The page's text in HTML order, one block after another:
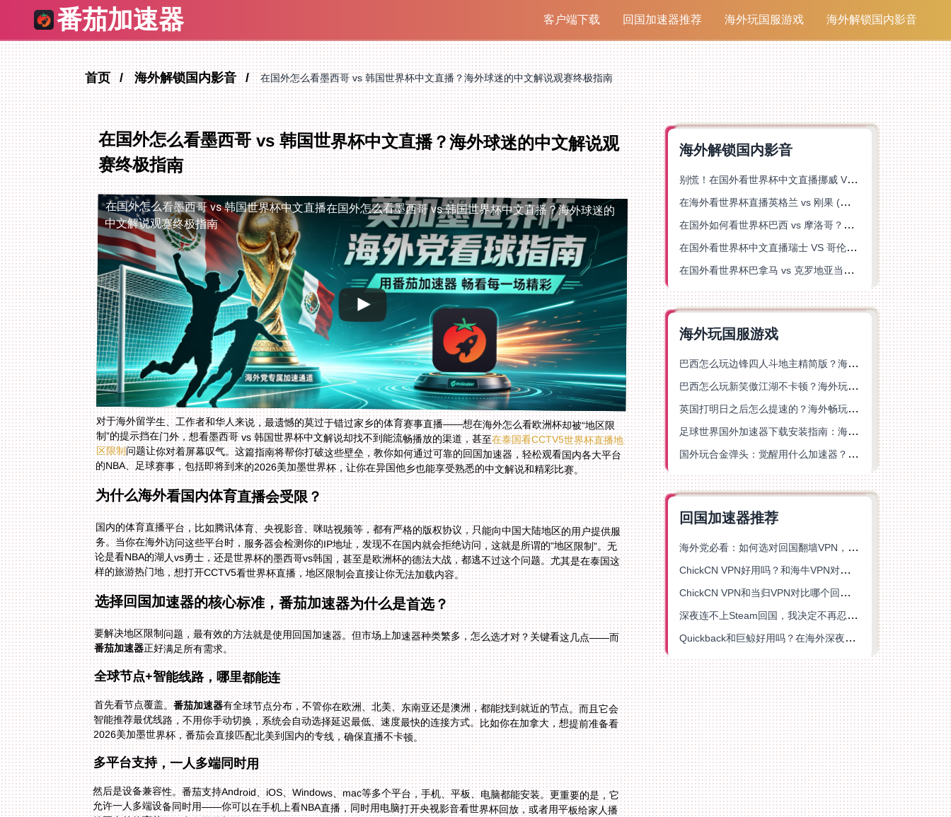
番茄加速器 客户端下载 回国加速器推荐 海外玩国服游戏 海外解锁国内影音
首页 海外解锁国内影音 在国外怎么看墨西哥 vs 韩国世界杯中文直播？海外球迷的中文解说观赛终极指南
在国外怎么看墨西哥 vs 韩国世界杯中文直播？海外球迷的中文解说观
赛终极指南
在国外怎么看墨西哥 vs 韩国世界杯中文直播在国外怎么看墨西哥 vs 韩国世界杯中文直播？海外球迷的
中文解说观赛终极指南
对于海外留学生、工作者和华人来说，最遗憾的莫过于错过家乡的体育赛事直播——想在海外怎么看欧洲杯却被“地区限
制”的提示挡在门外，想看墨西哥 vs 韩国世界杯中文解说却找不到能流畅播放的渠道，甚至在泰国看CCTV5世界杯直播地
区限制问题让你对着屏幕叹气。这篇指南将帮你打破这些壁垒，教你如何通过可靠的回国加速器，轻松观看国内各大平台
的NBA、足球赛事，包括即将到来的2026美加墨世界杯，让你在异国他乡也能享受熟悉的中文解说和精彩比赛。
为什么海外看国内体育直播会受限？
国内的体育直播平台，比如腾讯体育、央视影音、咪咕视频等，都有严格的版权协议，只能向中国大陆地区的用户提供服
务。当你在海外访问这些平台时，服务器会检测你的IP地址，发现不在国内就会拒绝访问，这就是所谓的“地区限制”。无
论是看NBA的湖人vs勇士，还是世界杯的墨西哥vs韩国，甚至是欧洲杯的德法大战，都逃不过这个问题。尤其是在泰国这
样的旅游热门地，想打开CCTV5看世界杯直播，地区限制会直接让你无法加载内容。
选择回国加速器的核心标准，番茄加速器为什么是首选？
要解决地区限制问题，最有效的方法就是使用回国加速器。但市场上加速器种类繁多，怎么选才对？关键看这几点——而
番茄加速器正好满足所有需求。
全球节点+智能线路，哪里都能连
首先看节点覆盖。番茄加速器有全球节点分布，不管你在欧洲、北美、东南亚还是澳洲，都能找到就近的节点。而且它会
智能推荐最优线路，不用你手动切换，系统会自动选择延迟最低、速度最快的连接方式。比如你在加拿大，想提前准备看
2026美加墨世界杯，番茄会直接匹配北美到国内的专线，确保直播不卡顿。
多平台支持，一人多端同时用
然后是设备兼容性。番茄支持Android、iOS、Windows、mac等多个平台，手机、平板、电脑都能安装。更重要的是，它
允许一人多端设备同时用——你可以在手机上看NBA直播，同时用电脑打开央视影音看世界杯回放，或者用平板给家人播
海外解锁国内影音
别慌！在国外看世界杯中文直播挪威 VS 英格兰仅限中国大陆？这篇指南帮你搞定
在海外看世界杯直播英格兰 vs 刚果 (金)当前地区不可播放？这篇指南帮你突破所有限制
在国外如何看世界杯巴西 vs 摩洛哥？海外党专属体育观赛指南来了
在国外看世界杯中文直播瑞士 VS 哥伦比亚当前地区不可播放？这篇指南帮你搞定
在国外看世界杯巴拿马 vs 克罗地亚当前地区不可播放？这篇指南帮你轻松解决海外体育直播难题
海外玩国服游戏
巴西怎么玩边锋四人斗地主精简版？海外游戏党的加速器终极选择
巴西怎么玩新笑傲江湖不卡顿？海外玩家国服游戏加速终极指南（附猫和老鼠一梦江湖实测）
英国打明日之后怎么提速的？海外畅玩国服游戏终极指南
足球世界国外加速器下载安装指南：海外党畅玩国服游戏的终极解决方案
国外玩合金弹头：觉醒用什么加速器？一份写给海外游子的畅玩指南
回国加速器推荐
海外党必看：如何选对回国翻墙VPN，无缝解锁国内资源？
ChickCN VPN好用吗？和海牛VPN对比哪个回国效果更好？
ChickCN VPN和当归VPN对比哪个回国效果更好？海外党亲测后选了它
深夜连不上Steam回国，我决定不再忍受这数字鸿沟
Quickback和巨鲸好用吗？在海外深夜想刷B站、追爱奇艺的你，或许正需要这份答案